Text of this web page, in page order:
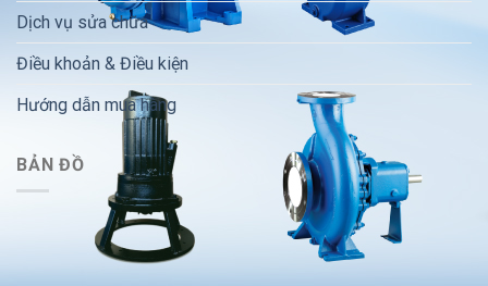
Dịch vụ sửa chữa
Điều khoản & Điều kiện
Hướng dẫn mua hàng
BẢN ĐỒ